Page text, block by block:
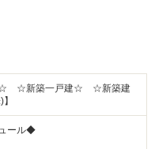
☆ ☆新築一戸建☆ ☆新築建
ール◆